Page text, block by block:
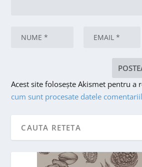
Acest site folosește Akismet pentru a
cum sunt procesate datele